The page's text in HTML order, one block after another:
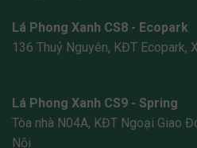
Lá Phong Xanh CS8 - Ecopark
136 Thuỷ Nguyên, KĐT Ecopark,
Lá Phong Xanh CS9 - Spring
Tòa nhà N04A, KĐT Ngoại Giao
Nội